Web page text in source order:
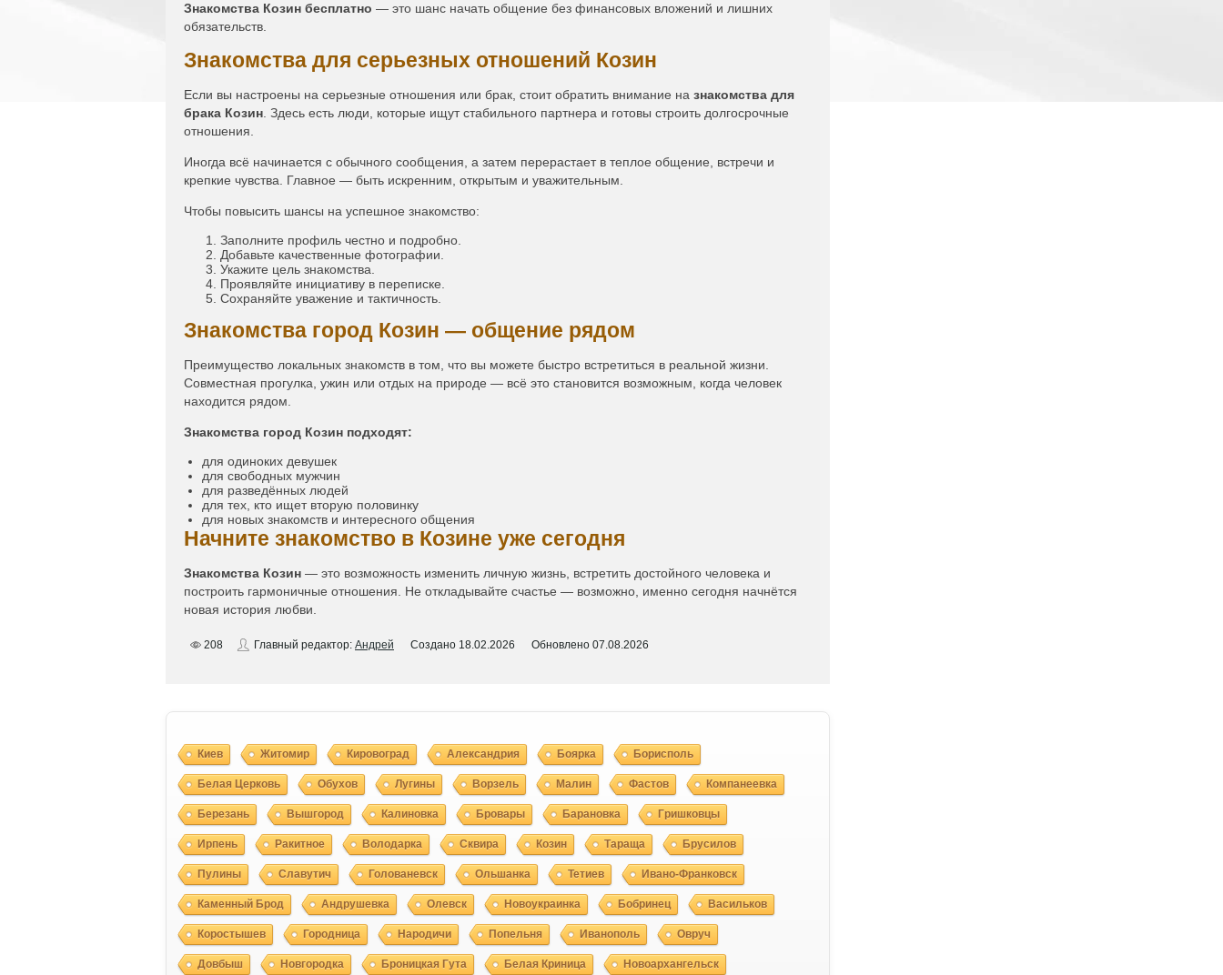
Знакомства Козин бесплатно — это шанс начать общение без финансовых вложений и лишних
обязательств.
Знакомства для серьезных отношений Козин
Если вы настроены на серьезные отношения или брак, стоит обратить внимание на знакомства для
брака Козин . Здесь есть люди, которые ищут стабильного партнера и готовы строить долгосрочные
отношения.
Иногда всё начинается с обычного сообщения, а затем перерастает в теплое общение, встречи и
крепкие чувства. Главное — быть искренним, открытым и уважительным.
Чтобы повысить шансы на успешное знакомство:
Заполните профиль честно и подробно.
Добавьте качественные фотографии.
Укажите цель знакомства.
Проявляйте инициативу в переписке.
Сохраняйте уважение и тактичность.
Знакомства город Козин — общение рядом
Преимущество локальных знакомств в том, что вы можете быстро встретиться в реальной жизни.
Совместная прогулка, ужин или отдых на природе — всё это становится возможным, когда человек
находится рядом.
Знакомства город Козин подходят:
для одиноких девушек
для свободных мужчин
для разведённых людей
для тех, кто ищет вторую половинку
для новых знакомств и интересного общения
Начните знакомство в Козине уже сегодня
Знакомства Козин — это возможность изменить личную жизнь, встретить достойного человека и
построить гармоничные отношения. Не откладывайте счастье — возможно, именно сегодня начнётся
новая история любви.
208 Главный редактор: Андрей Создано 18.02.2026 Обновлено 07.08.2026
Киев Житомир Кировоград Александрия Боярка Борисполь
Белая Церковь Обухов Лугины Ворзель Малин Фастов Компанеевка
Березань Вышгород Калиновка Бровары Барановка Гришковцы
Ирпень Ракитное Володарка Сквира Козин Тараща Брусилов
Пулины Славутич Голованевск Ольшанка Тетиев Ивано-Франковск
Каменный Брод Андрушевка Олевск Новоукраинка Бобринец Васильков
Коростышев Городница Народичи Попельня Иванополь Овруч
Довбыш Новгородка Броницкая Гута Белая Криница Новоархангельск